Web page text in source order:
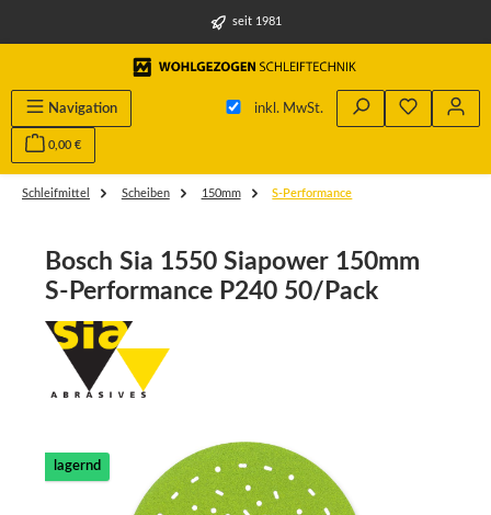
seit 1981
Navigation inkl. MwSt.
0,00 €
Schleifmittel Scheiben 150mm S-Performance
Bosch Sia 1550 Siapower 150mm
S-Performance P240 50/Pack
Bildergalerie überspringen
lagernd